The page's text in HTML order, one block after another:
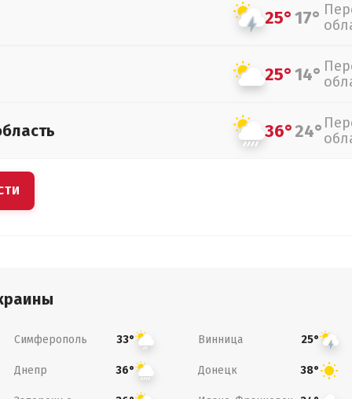
25°17°
25°14°
36°24°
Симферополь 33° Винница 25°
Днепр 36° Донецк 38°